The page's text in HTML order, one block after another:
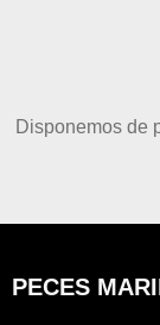
Disponemos de
PECES